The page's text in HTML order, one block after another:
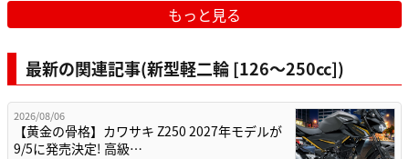
もっと見る
最新の関連記事(新型軽二輪 [126〜250cc])
2026/08/06
【黄金の骨格】カワサキ Z250 2027年モデルが
9/5に発売決定! 高級…